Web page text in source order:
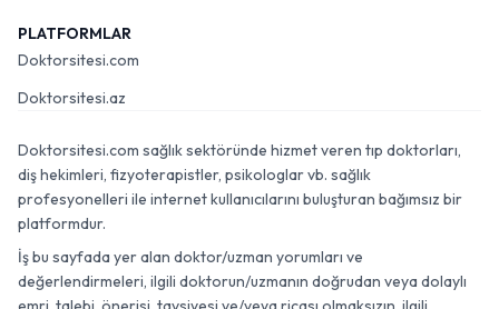
PLATFORMLAR
Doktorsitesi.com
Doktorsitesi.az
Doktorsitesi.com sağlık sektöründe hizmet veren tıp doktorları,
diş hekimleri, fizyoterapistler, psikologlar vb. sağlık
profesyonelleri ile internet kullanıcılarını buluşturan bağımsız bir
platformdur.
İş bu sayfada yer alan doktor/uzman yorumları ve
değerlendirmeleri, ilgili doktorun/uzmanın doğrudan veya dolaylı